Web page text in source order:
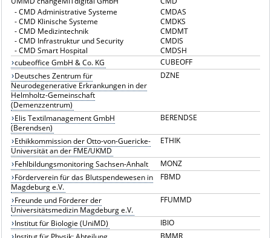
-CMD Administrative Systeme
CMDAS
-CMD Klinische Systeme
CMDKS
-CMD Medizintechnik
CMDMT
-CMD Infrastruktur und Security
CMDIS
-CMD Smart Hospital
CMDSH
cubeoffice GmbH & Co. KG
CUBEOFF
Deutsches Zentrum für
Neurodegenerative Erkrankungen in der
Helmholtz-Gemeinschaft
(Demenzzentrum)
DZNE
Elis Textilmanagement GmbH
(Berendsen)
BERENDSE
Ethikkommission der Otto-von-Guericke-
Universität an der FME/UKMD
ETHIK
Fehlbildungsmonitoring Sachsen-Anhalt
MONZ
Förderverein für das Blutspendewesen in
Magdeburg e.V.
FBMD
Freunde und Förderer der
Universitätsmedizin Magdeburg e.V.
FFUMMD
Institut für Biologie (UniMD)
IBIO
BMMR